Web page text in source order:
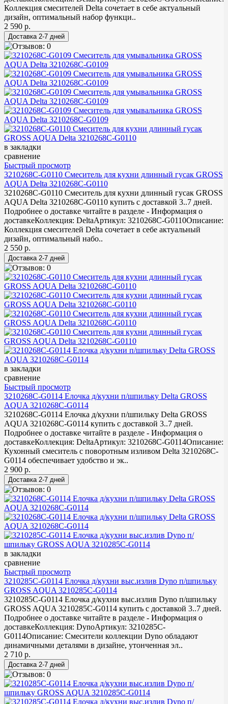
Коллекция смесителей Delta сочетает в себе актуальный
дизайн, оптимальный набор функци..
2 590 р.
в закладки
сравнение
Быстрый просмотр
3210268C-G0110 Смеситель для кухни длинный гусак GROSS
AQUA Delta 3210268C-G0110
3210268C-G0110 Смеситель для кухни длинный гусак GROSS
AQUA Delta 3210268C-G0110 купить с доставкой 3..7 дней.
Подробнее о доставке читайте в разделе - Информация о
доставкеКоллекция: DeltaАртикул: 3210268С-G0110Описание:
Коллекция смесителей Delta сочетает в себе актуальный
дизайн, оптимальный набо..
2 550 р.
в закладки
сравнение
Быстрый просмотр
3210268C-G0114 Елочка д/кухни п/шпильку Delta GROSS
AQUA 3210268C-G0114
3210268C-G0114 Елочка д/кухни п/шпильку Delta GROSS
AQUA 3210268C-G0114 купить с доставкой 3..7 дней.
Подробнее о доставке читайте в разделе - Информация о
доставкеКоллекция: DeltaАртикул: 3210268C-G0114Описание:
Кухонный смеситель с поворотным изливом Delta 3210268C-
G0114 обеспечивает удобство и эк..
2 900 р.
в закладки
сравнение
Быстрый просмотр
3210285C-G0114 Елочка д/кухни выс.излив Dyno п/шпильку
GROSS AQUA 3210285С-G0114
3210285C-G0114 Елочка д/кухни выс.излив Dyno п/шпильку
GROSS AQUA 3210285С-G0114 купить с доставкой 3..7 дней.
Подробнее о доставке читайте в разделе - Информация о
доставкеКоллекция: DynoАртикул: 3210285С-
G0114Описание: Смесители коллекции Dyno обладают
динамичными деталями в дизайне, утонченная эл..
2 710 р.